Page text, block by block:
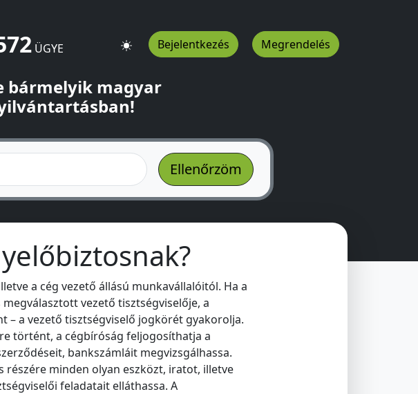
ÜGYE Bejelentkezés Megrendelés
bármelyik magyar
a cég vezető állású munkavállalóitól. Ha a
vezető tisztségviselője, a
– a vezető tisztségviselő jogkörét gyakorolja.
történt, a cégbíróság feljogosíthatja a
bankszámláit megvizsgálhassa.
részére minden olyan eszközt, iratot, illetve
feladatait elláthassa. A